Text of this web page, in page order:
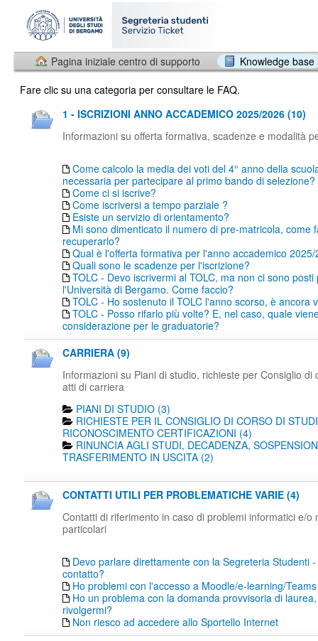
Pagina iniziale centro di supporto
Knowledge base
Fare clic su una categoria per consultare le FAQ.
1 - ISCRIZIONI ANNO ACCADEMICO 2025/2026 (10)
Informazioni su offerta formativa, scadenze e modalità
Come calcolo la media dei voti del 4° anno della
necessaria per partecipare al primo bando di selezione?
Come ci si iscrive?
Come iscriversi a tempo parziale ?
Esiste un servizio di orientamento?
Mi sono dimenticato il numero di pre-matricola, come
recuperarlo?
Qual è l'offerta formativa per l'anno accademico
Quali sono le scadenze per l'iscrizione?
TOLC - Devo iscrivermi al TOLC, ma non ci sono posti
l'Università di Bergamo. Come faccio?
TOLC - Ho sostenuto il TOLC l'anno scorso, è ancora
TOLC - Posso rifarlo più volte? E, nel caso, quale
considerazione per le graduatorie?
CARRIERA (9)
Informazioni su Piani di studio, richieste per Consiglio di
atti di carriera
PIANI DI STUDIO (3)
RICHIESTE PER IL CONSIGLIO DI CORSO DI
RICONOSCIMENTO CERTIFICAZIONI (4)
RINUNCIA AGLI STUDI, DECADENZA,
TRASFERIMENTO IN USCITA (2)
CONTATTI UTILI PER PROBLEMATICHE VARIE (4)
Contatti di riferimento in caso di problemi informatici e/o
particolari
Devo parlare direttamente con la Segreteria Studenti
contatto?
Ho problemi con l'accesso a Moodle/e-learning/Teams
Ho un problema con la domanda provvisoria di
rivolgermi?
Non riesco ad accedere allo Sportello Internet